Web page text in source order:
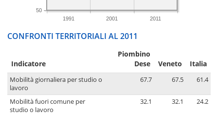
1991 2001 2011
50
CONFRONTI TERRITORIALI AL 2011
Indicatore
Piombino
Dese
Veneto Italia
Mobilità giornaliera per studio o
lavoro
67.7 67.5 61.4
Mobilità fuori comune per
studio o lavoro
32.1 32.1 24.2